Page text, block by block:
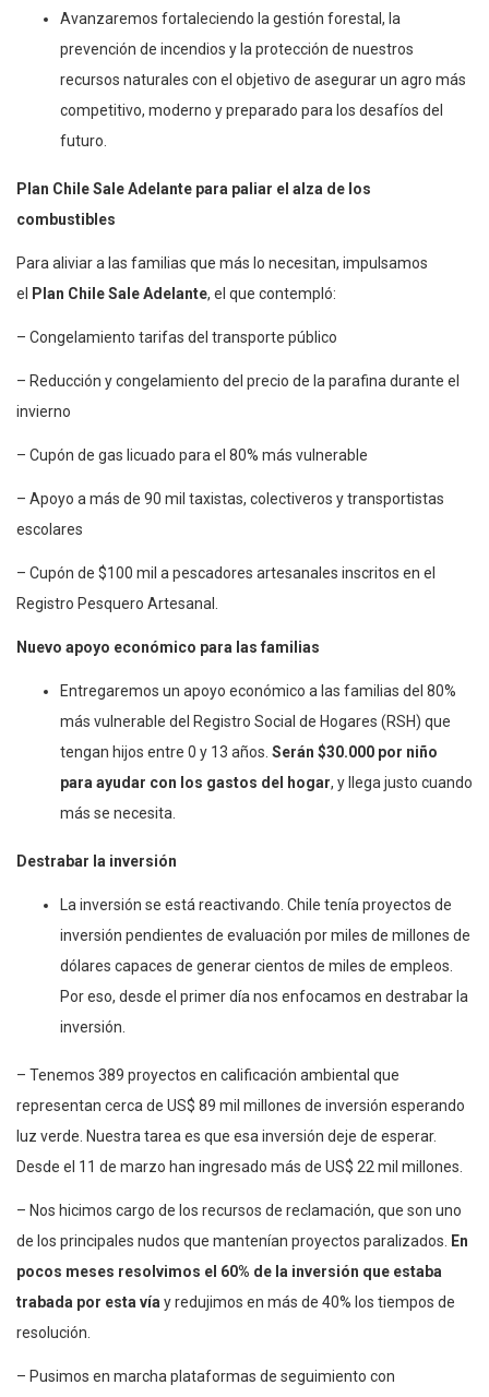
Avanzaremos fortaleciendo la gestión forestal, la
prevención de incendios y la protección de nuestros
recursos naturales con el objetivo de asegurar un agro más
competitivo, moderno y preparado para los desafíos del
futuro.
Plan Chile Sale Adelante para paliar el alza de los
combustibles
Para aliviar a las familias que más lo necesitan, impulsamos
el
Plan Chile Sale Adelante, el que contempló:
– Congelamiento tarifas del transporte público
– Reducción y congelamiento del precio de la parafina durante el
invierno
– Cupón de gas licuado para el 80% más vulnerable
– Apoyo a más de 90 mil taxistas, colectiveros y transportistas
escolares
– Cupón de $100 mil a pescadores artesanales inscritos en el
Registro Pesquero Artesanal.
Nuevo apoyo económico para las familias
Entregaremos un apoyo económico a las familias del 80%
más vulnerable del Registro Social de Hogares (RSH) que
tengan hijos entre 0 y 13 años. Serán $30.000 por niño
para ayudar con los gastos del hogar, y llega justo cuando
más se necesita.
Destrabar la inversión
La inversión se está reactivando. Chile tenía proyectos de
inversión pendientes de evaluación por miles de millones de
dólares capaces de generar cientos de miles de empleos.
Por eso, desde el primer día nos enfocamos en destrabar la
inversión.
– Tenemos 389 proyectos en calificación ambiental que
representan cerca de US$ 89 mil millones de inversión esperando
luz verde. Nuestra tarea es que esa inversión deje de esperar.
Desde el 11 de marzo han ingresado más de US$ 22 mil millones.
– Nos hicimos cargo de los recursos de reclamación, que son uno
de los principales nudos que mantenían proyectos paralizados.
En
pocos meses resolvimos el 60% de la inversión que estaba
trabada por esta vía y redujimos en más de 40% los tiempos de
resolución.
– Pusimos en marcha plataformas de seguimiento con